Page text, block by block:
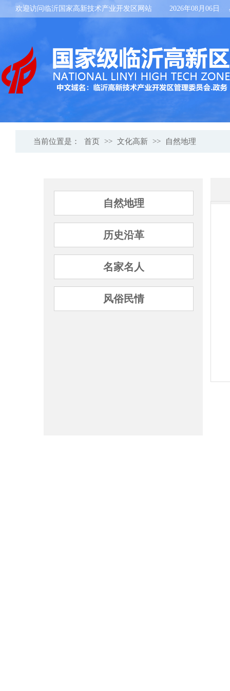
欢迎访问临沂国家高新技术产业开发区网站 2026年08月06日
当前位置是： 首页 >> 文化高新 >> 自然地理
自然地理
历史沿革
名家名人
风俗民情